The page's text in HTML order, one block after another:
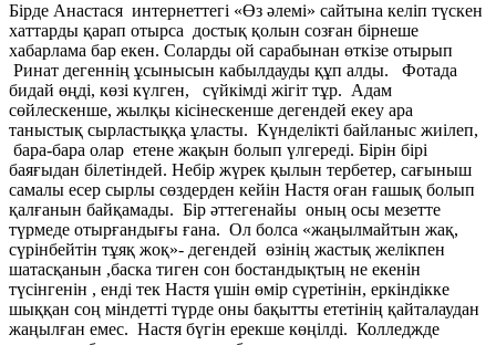
Бірде Анастася интернеттегі «Өз әлемі» сайтына келіп түскен
хаттарды қарап отырса достық қолын созған бірнеше
хабарлама бар екен. Соларды ой сарабынан өткізе отырып
Ринат дегеннің ұсынысын кабылдауды құп алды. Фотада
бидай өңді, көзі күлген, сүйкімді жігіт тұр. Адам
сөйлескенше, жылқы кісінескенше дегендей екеу ара
таныстық сырластыққа ұласты. Күнделікті байланыс жиілеп,
бара-бара олар етене жақын болып үлгереді. Бірін бірі
баяғыдан білетіндей. Небір жүрек қылын тербетер, сағыныш
самалы есер сырлы сөздерден кейін Настя оған ғашық болып
қалғанын байқамады. Бір әттегенайы оның осы мезетте
түрмеде отырғандығы ғана. Ол болса «жаңылмайтын жақ,
сүрінбейтін тұяқ жоқ»- дегендей өзінің жастық желікпен
шатасқанын ,баска тиген сон бостандықтың не екенін
түсінгенін , енді тек Настя үшін өмір сүретінін, еркіндікке
шыққан соң міндетті түрде оны бақытты ететінің қайталаудан
жаңылған емес. Настя бүгін ерекше көңілді. Колледжде